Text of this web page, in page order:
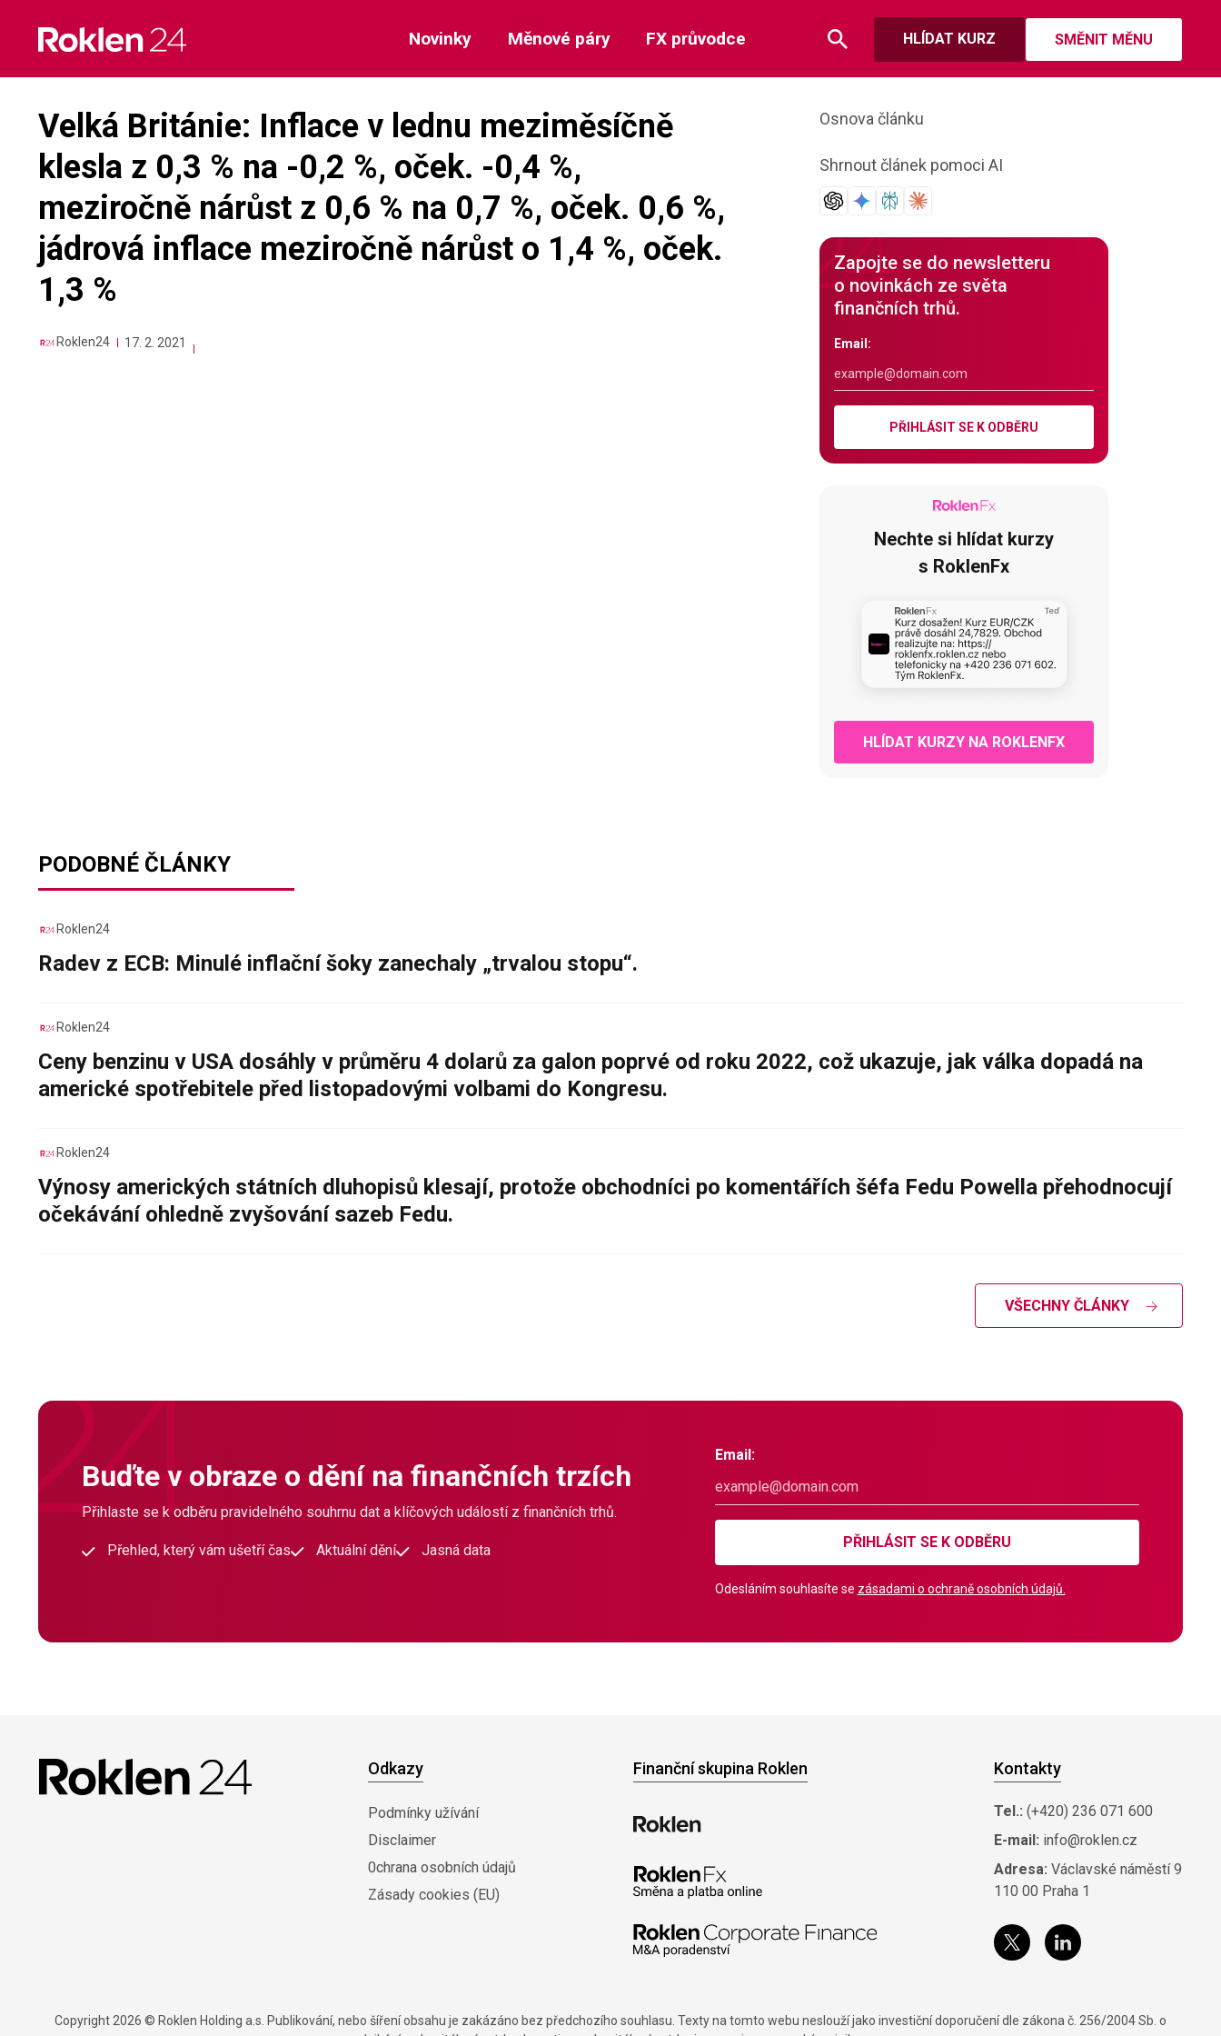
content
HLÍDAT KURZ SMĚNIT MĚNU
Novinky Měnové páry FX průvodce
Velká Británie: Inflace v lednu meziměsíčně
klesla z 0,3 % na -0,2 %, oček. -0,4 %,
meziročně nárůst z 0,6 % na 0,7 %, oček. 0,6 %,
jádrová inflace meziročně nárůst o 1,4 %, oček.
1,3 %
Roklen24 17. 2. 2021
Osnova článku
Shrnout článek pomoci AI
Zapojte se do newsletteru
o novinkách ze světa
finančních trhů.
Email:
PŘIHLÁSIT SE K ODBĚRU
Nechte si hlídat kurzy
s RoklenFx
HLÍDAT KURZY NA ROKLENFX
PODOBNÉ ČLÁNKY
Roklen24
Radev z ECB: Minulé inflační šoky zanechaly „trvalou stopu“.
Roklen24
Ceny benzinu v USA dosáhly v průměru 4 dolarů za galon poprvé od roku 2022, což ukazuje, jak válka dopadá na
americké spotřebitele před listopadovými volbami do Kongresu.
Roklen24
Výnosy amerických státních dluhopisů klesají, protože obchodníci po komentářích šéfa Fedu Powella přehodnocují
očekávání ohledně zvyšování sazeb Fedu.
VŠECHNY ČLÁNKY
Buďte v obraze o dění na finančních trzích
Přihlaste se k odběru pravidelného souhrnu dat a klíčových událostí z finančních trhů.
Přehled, který vám ušetří čas Aktuální dění Jasná data
Email:
PŘIHLÁSIT SE K ODBĚRU
Odesláním souhlasíte se zásadami o ochraně osobních údajů.
Odkazy
Podmínky užívání
Disclaimer
0chrana osobních údajů
Zásady cookies (EU)
Finanční skupina Roklen Kontakty
Tel.: (+420) 236 071 600
E-mail: info@roklen.cz
Adresa: Václavské náměstí 9
110 00 Praha 1
Copyright 2026 © Roklen Holding a.s. Publikování, nebo šíření obsahu je zakázáno bez předchozího souhlasu. Texty na tomto webu neslouží jako investiční doporučení dle zákona č. 256/2004 Sb. o